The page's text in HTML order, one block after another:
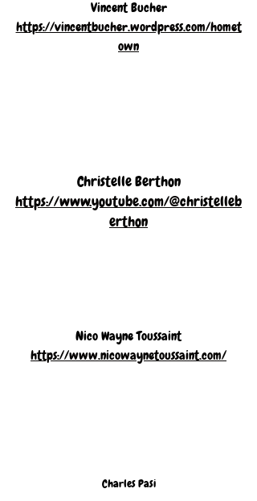
Vincent Bucher
https://vincentbucher.wordpress.com/homet
own
Christelle Berthon
https://www.youtube.com/@christelleb
erthon
Nico Wayne Toussaint
https://www.nicowaynetoussaint.com/
Charles Pasi